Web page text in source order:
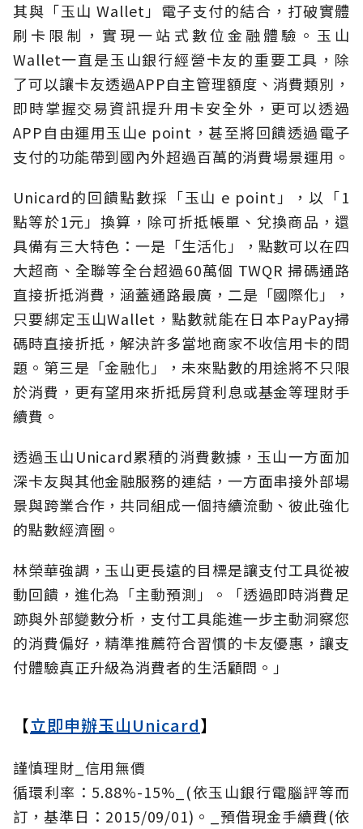
其與「玉山 Wallet」電子支付的結合，打破實體
刷卡限制，實現一站式數位金融體驗。玉山
Wallet一直是玉山銀行經營卡友的重要工具，除
了可以讓卡友透過APP自主管理額度、消費類別，
即時掌握交易資訊提升用卡安全外，更可以透過
APP自由運用玉山e point，甚至將回饋透過電子
支付的功能帶到國內外超過百萬的消費場景運用。
Unicard的回饋點數採「玉山 e point」，以「1
點等於1元」換算，除可折抵帳單、兌換商品，還
具備有三大特色：一是「生活化」，點數可以在四
大超商、全聯等全台超過60萬個 TWQR 掃碼通路
直接折抵消費，涵蓋通路最廣，二是「國際化」，
只要綁定玉山Wallet，點數就能在日本PayPay掃
碼時直接折抵，解決許多當地商家不收信用卡的問
題。第三是「金融化」，未來點數的用途將不只限
於消費，更有望用來折抵房貸利息或基金等理財手
續費。
透過玉山Unicard累積的消費數據，玉山一方面加
深卡友與其他金融服務的連結，一方面串接外部場
景與跨業合作，共同組成一個持續流動、彼此強化
的點數經濟圈。
林榮華強調，玉山更長遠的目標是讓支付工具從被
動回饋，進化為「主動預測」。「透過即時消費足
跡與外部變數分析，支付工具能進一步主動洞察您
的消費偏好，精準推薦符合習慣的卡友優惠，讓支
付體驗真正升級為消費者的生活顧問。」
【立即申辦玉山Unicard】
謹慎理財_信用無價
循環利率：5.88%-15%_(依玉山銀行電腦評等而
訂，基準日：2015/09/01)。_預借現金手續費(依